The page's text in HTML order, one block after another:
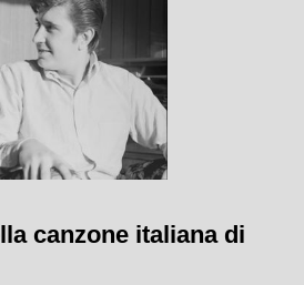
canzone italiana di